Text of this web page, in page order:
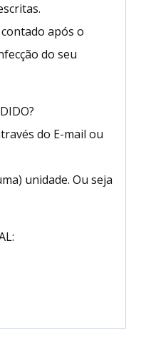
após o
do seu
do E-mail ou
unidade. Ou seja